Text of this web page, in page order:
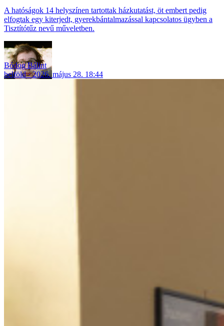
A hatóságok 14 helyszínen tartottak házkutatást, öt embert pedig
elfogtak egy kiterjedt, gyerekbántalmazással kapcsolatos ügyben a
Tisztítótűz nevű műveletben.
Bódog Bálint
belföld
2026. május 28. 18:44